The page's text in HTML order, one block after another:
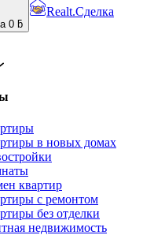
0 ƃ
Realt.Сделка
в новых домах
квартир
с ремонтом
без отделки
недвижимость